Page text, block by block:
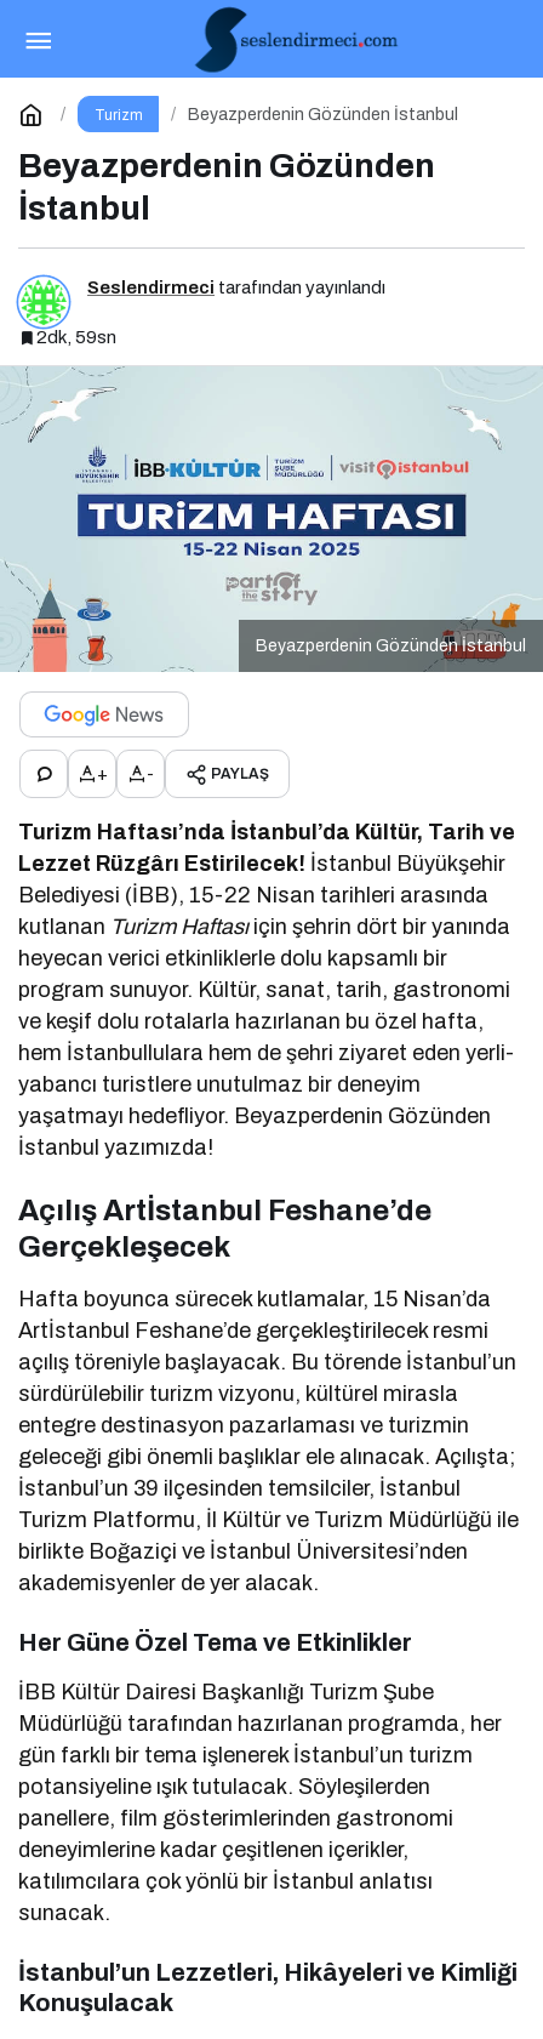
Turizm Beyazperdenin Gözünden İstanbul
Beyazperdenin Gözünden
İstanbul
Seslendirmeci tarafından yayınlandı
2dk, 59sn
Beyazperdenin Gözünden İstanbul
+ - PAYLAŞ
Turizm Haftası’nda İstanbul’da Kültür, Tarih ve
Lezzet Rüzgârı Estirilecek! İstanbul Büyükşehir
Belediyesi (İBB), 15-22 Nisan tarihleri arasında
kutlanan Turizm Haftasıiçin şehrin dört bir yanında
heyecan verici etkinliklerle dolu kapsamlı bir
program sunuyor. Kültür, sanat, tarih, gastronomi
ve keşif dolu rotalarla hazırlanan bu özel hafta,
hem İstanbullulara hem de şehri ziyaret eden yerli-
yabancı turistlere unutulmaz bir deneyim
yaşatmayı hedefliyor. Beyazperdenin Gözünden
İstanbul yazımızda!
Açılış Artİstanbul Feshane’de
Gerçekleşecek
Hafta boyunca sürecek kutlamalar, 15 Nisan’da
Artİstanbul Feshane’de gerçekleştirilecek resmi
açılış töreniyle başlayacak. Bu törende İstanbul’un
sürdürülebilir turizm vizyonu, kültürel mirasla
entegre destinasyon pazarlaması ve turizmin
geleceği gibi önemli başlıklar ele alınacak. Açılışta;
İstanbul’un 39 ilçesinden temsilciler, İstanbul
Turizm Platformu, İl Kültür ve Turizm Müdürlüğü ile
birlikte Boğaziçi ve İstanbul Üniversitesi’nden
akademisyenler de yer alacak.
Her Güne Özel Tema ve Etkinlikler
İBB Kültür Dairesi Başkanlığı Turizm Şube
Müdürlüğü tarafından hazırlanan programda, her
gün farklı bir tema işlenerek İstanbul’un turizm
potansiyeline ışık tutulacak. Söyleşilerden
panellere, film gösterimlerinden gastronomi
deneyimlerine kadar çeşitlenen içerikler,
katılımcılara çok yönlü bir İstanbul anlatısı
sunacak.
İstanbul’un Lezzetleri, Hikâyeleri ve Kimliği
Konuşulacak
Türkiye’deki İlk voco Otelini Antalya
Konyaaltı’nda Açıyor
Yorum Yap